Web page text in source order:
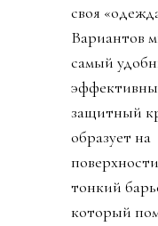
своя
Вариантов
самый
защитный
образует на
тонкий
который